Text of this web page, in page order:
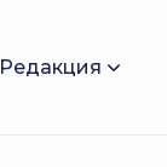
Редакция